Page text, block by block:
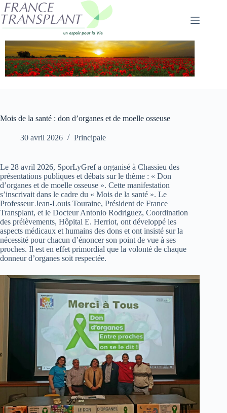
Passer
au
contenu
Mois de la santé : don d’organes et de moelle osseuse
30 avril 2026 Principale
Le 28 avril 2026, SporLyGref a organisé à Chassieu des
présentations publiques et débats sur le thème : « Don
d’organes et de moelle osseuse ». Cette manifestation
s’inscrivait dans le cadre du « Mois de la santé ». Le
Professeur Jean-Louis Touraine, Président de France
Transplant, et le Docteur Antonio Rodriguez, Coordination
des prélèvements, Hôpital E. Herriot, ont développé les
aspects médicaux et humains des dons et ont insisté sur la
nécessité pour chacun d’énoncer son point de vue à ses
proches. Il est en effet primordial que la volonté de chaque
donneur d’organes soit respectée.